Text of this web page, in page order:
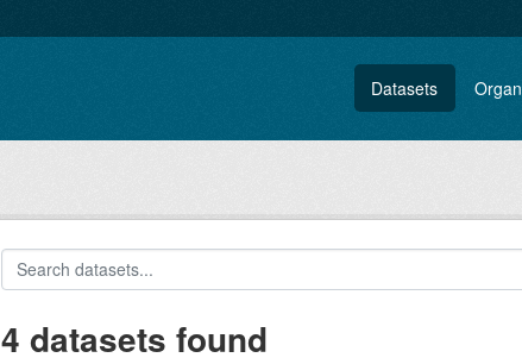
Datasets
4 datasets found